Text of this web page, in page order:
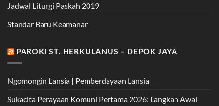
Jadwal Liturgi Paskah 2019
Standar Baru Keamanan
PAROKI ST. HERKULANUS – DEPOK JAYA
Ngomongin Lansia | Pemberdayaan Lansia
Sukacita Perayaan Komuni Pertama 2026: Langkah Awal